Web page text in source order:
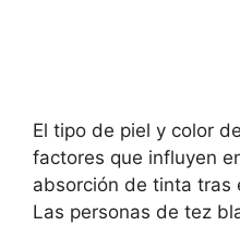
El tipo de piel y color
factores que influyen
absorción de tinta tras
Las personas de tez